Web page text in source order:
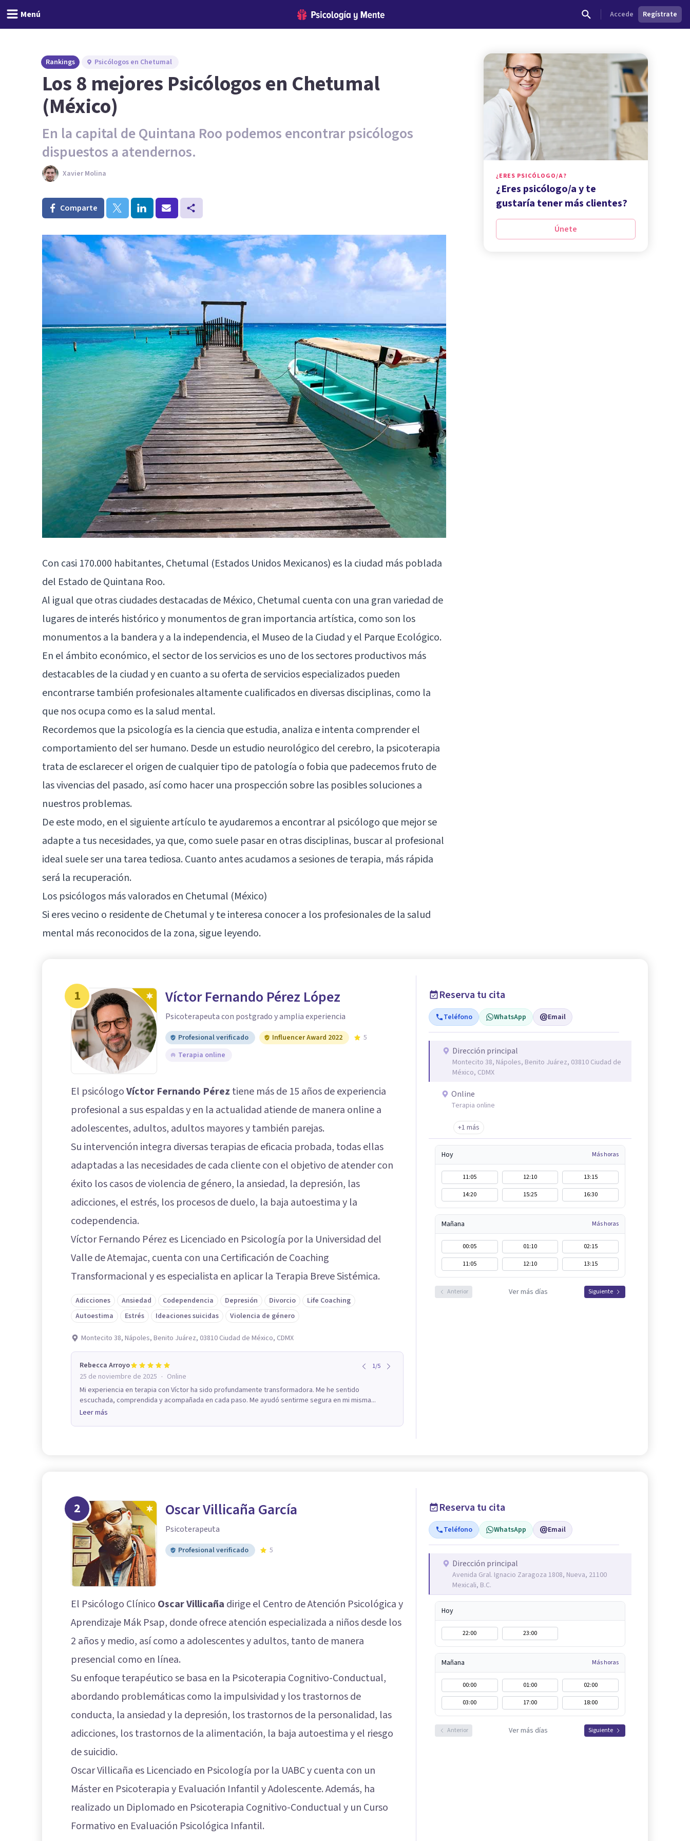
Menú Accede Regístrate
Rankings Psicólogos en Chetumal
Los 8 mejores Psicólogos en Chetumal
(México)
En la capital de Quintana Roo podemos encontrar psicólogos
dispuestos a atendernos.
Xavier Molina
Comparte
Con casi 170.000 habitantes, Chetumal (Estados Unidos Mexicanos) es la ciudad más poblada
del Estado de Quintana Roo.
Al igual que otras ciudades destacadas de México, Chetumal cuenta con una gran variedad de
lugares de interés histórico y monumentos de gran importancia artística, como son los
monumentos a la bandera y a la independencia, el Museo de la Ciudad y el Parque Ecológico.
En el ámbito económico, el sector de los servicios es uno de los sectores productivos más
destacables de la ciudad y en cuanto a su oferta de servicios especializados pueden
encontrarse también profesionales altamente cualificados en diversas disciplinas, como la
que nos ocupa como es la salud mental.
Recordemos que la psicología es la ciencia que estudia, analiza e intenta comprender el
comportamiento del ser humano. Desde un estudio neurológico del cerebro, la psicoterapia
trata de esclarecer el origen de cualquier tipo de patología o fobia que padecemos fruto de
las vivencias del pasado, así como hacer una prospección sobre las posibles soluciones a
nuestros problemas.
De este modo, en el siguiente artículo te ayudaremos a encontrar al psicólogo que mejor se
adapte a tus necesidades, ya que, como suele pasar en otras disciplinas, buscar al profesional
ideal suele ser una tarea tediosa. Cuanto antes acudamos a sesiones de terapia, más rápida
será la recuperación.
Los psicólogos más valorados en Chetumal (México)
Si eres vecino o residente de Chetumal y te interesa conocer a los profesionales de la salud
mental más reconocidos de la zona, sigue leyendo.
¿ERES PSICÓLOGO/A?
¿Eres psicólogo/a y te
gustaría tener más clientes?
Únete
1 Víctor Fernando Pérez López
Psicoterapeuta con postgrado y amplia experiencia
Profesional verificado Influencer Award 2022
5
Terapia online
El psicólogoVíctor Fernando Pérez tiene más de 15 años de experiencia
profesional a sus espaldas y en la actualidad atiende de manera online a
adolescentes, adultos, adultos mayores y también parejas.
Su intervención integra diversas terapias de eficacia probada, todas ellas
adaptadas a las necesidades de cada cliente con el objetivo de atender con
éxito los casos de violencia de género, la ansiedad, la depresión, las
adicciones, el estrés, los procesos de duelo, la baja autoestima y la
codependencia.
Víctor Fernando Pérez es Licenciado en Psicología por la Universidad del
Valle de Atemajac, cuenta con una Certificación de Coaching
Transformacional y es especialista en aplicar la Terapia Breve Sistémica.
Adicciones Ansiedad Codependencia Depresión Divorcio
Life Coaching
Autoestima
Estrés Ideaciones suicidas Violencia de género
Montecito 38, Nápoles, Benito Juárez, 03810 Ciudad de México, CDMX
Rebecca Arroyo 1/5
25 de noviembre de 2025 · Online
Mi experiencia en terapia con Víctor ha sido profundamente transformadora. Me he sentido
escuchada, comprendida y acompañada en cada paso. Me ayudó sentirme segura en mi misma...
Leer más
Reserva tu cita
Teléfono WhatsApp Email
Dirección principal
Montecito 38, Nápoles, Benito Juárez, 03810 Ciudad de
México, CDMX
Online
Terapia online
+1 más
Hoy Más horas
11:05 12:10
13:15
14:20
15:25 16:30
Mañana Más horas
00:05 01:10
02:15
11:05
12:10 13:15
Anterior Ver más días Siguiente
2 Oscar Villicaña García
Psicoterapeuta
Profesional verificado 5
El Psicólogo Clínico Oscar Villicaña dirige el Centro de Atención Psicológica y
Aprendizaje Mák Psap, donde ofrece atención especializada a niños desde los
2 años y medio, así como a adolescentes y adultos, tanto de manera
presencial como en línea.
Su enfoque terapéutico se basa en la Psicoterapia Cognitivo-Conductual,
abordando problemáticas como la impulsividad y los trastornos de
conducta, la ansiedad y la depresión, los trastornos de la personalidad, las
adicciones, los trastornos de la alimentación, la baja autoestima y el riesgo
de suicidio.
Oscar Villicaña es Licenciado en Psicología por la UABC y cuenta con un
Máster en Psicoterapia y Evaluación Infantil y Adolescente. Además, ha
realizado un Diplomado en Psicoterapia Cognitivo-Conductual y un Curso
Formativo en Evaluación Psicológica Infantil.
Reserva tu cita
Teléfono WhatsApp Email
Dirección principal
Avenida Gral. Ignacio Zaragoza 1808, Nueva, 21100
Mexicali, B.C.
Hoy
22:00 23:00
Mañana Más horas
00:00 01:00
02:00
03:00
17:00 18:00
Anterior Ver más días Siguiente